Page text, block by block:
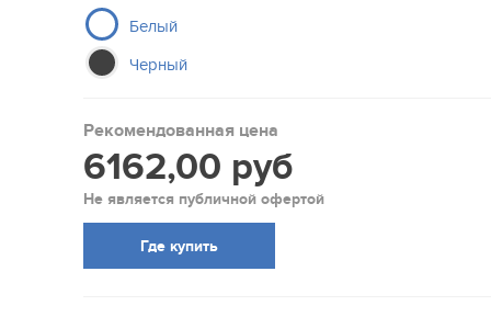
Белый
Черный
Рекомендованная цена
6162,00 руб
Не является публичной офертой
Где купить